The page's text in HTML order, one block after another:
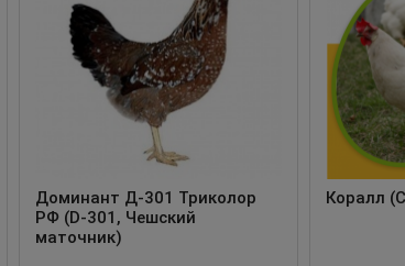
Доминант Д-301 Триколор
РФ (D-301, Чешский
маточник)
Коралл